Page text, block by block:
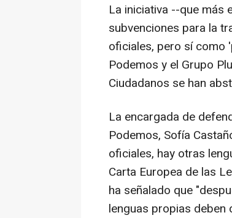
La iniciativa --que más
subvenciones para la
oficiales, pero sí como
Podemos y el Grupo
Ciudadanos se han
La encargada de
Podemos, Sofía
oficiales, hay otras
Carta Europea de las
ha señalado que
lenguas propias deben